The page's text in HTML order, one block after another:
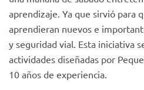
aprendizaje. Ya que sirvió para
aprendieran nuevos e
y seguridad vial. Esta iniciativa
actividades diseñadas por
10 años de experiencia.